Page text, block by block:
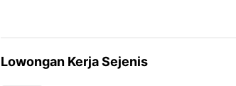
Lowongan Kerja Sejenis